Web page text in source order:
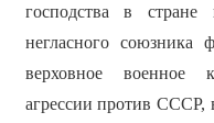
господства в
негласного союзника
верховное военное
агрессии против СССР,